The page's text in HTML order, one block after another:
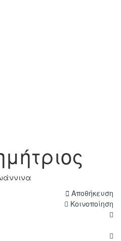
Αποθήκευση
Κοινοποίηση